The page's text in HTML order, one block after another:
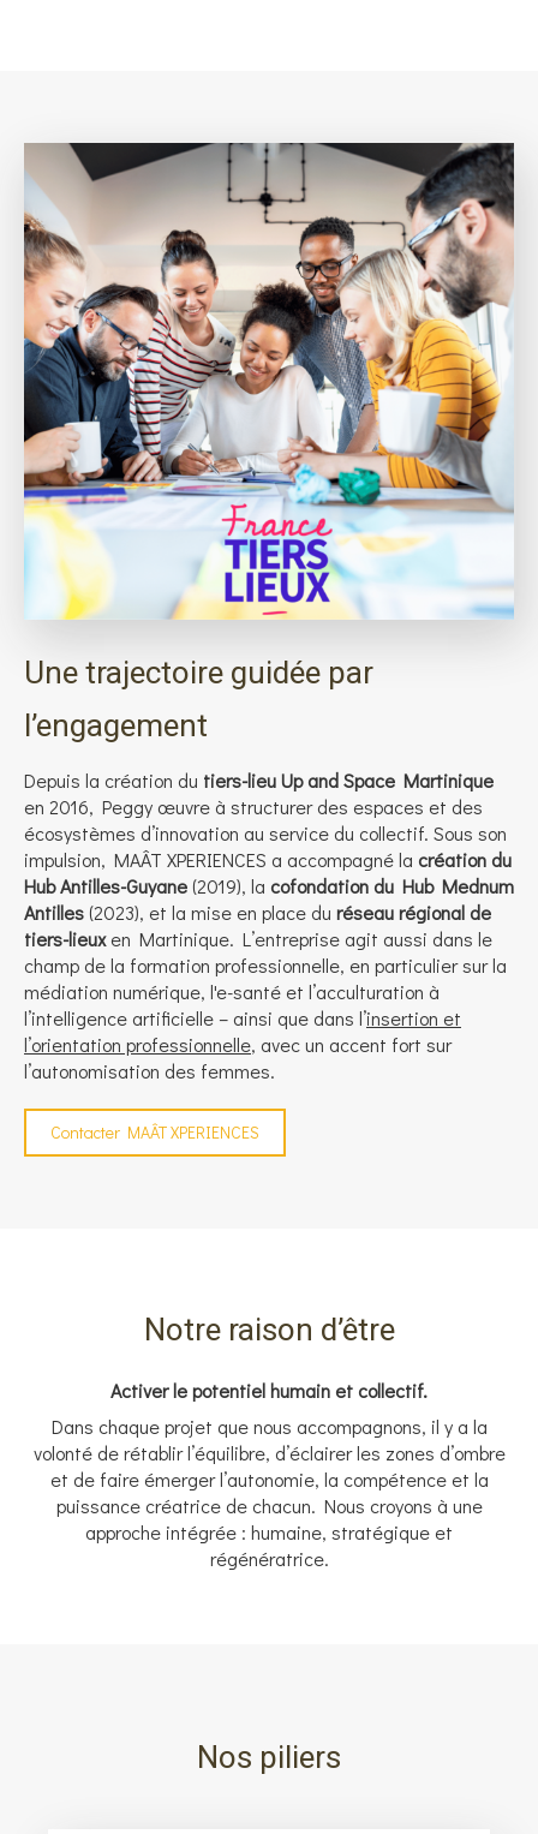
Une trajectoire guidée par
l’engagement
Depuis la création du tiers-lieu Up and Space Martinique
en 2016, Peggy œuvre à structurer des espaces et des
écosystèmes d’innovation au service du collectif. Sous son
impulsion, MAÂT XPERIENCES a accompagné la création du
Hub Antilles-Guyane(2019), la cofondation du Hub Mednum
Antilles(2023), et la mise en place du réseau régional de
tiers-lieuxen Martinique. L’entreprise agit aussi dans le
champ de la formation professionnelle, en particulier sur la
médiation numérique, l'e-santé et l’acculturation à
l’intelligence artificielle – ainsi que dans l’insertion et
l’orientation professionnelle, avec un accent fort sur
l’autonomisation des femmes.
Contacter MAÂT XPERIENCES
Notre raison d’être
Activer le potentiel humain et collectif.
Dans chaque projet que nous accompagnons, il y a la
volonté de rétablir l’équilibre, d’éclairer les zones d’ombre
et de faire émerger l’autonomie, la compétence et la
puissance créatrice de chacun. Nous croyons à une
approche intégrée : humaine, stratégique et
régénératrice.
Nos piliers